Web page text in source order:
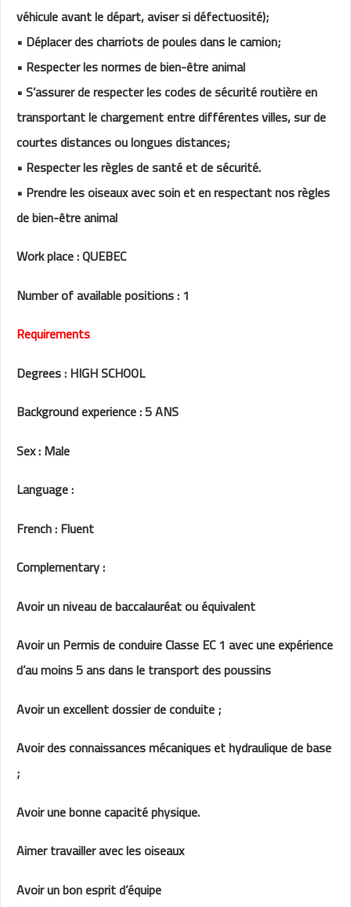
véhicule avant le départ, aviser si défectuosité);
• Déplacer des charriots de poules dans le camion;
• Respecter les normes de bien-être animal
• S’assurer de respecter les codes de sécurité routière en
transportant le chargement entre différentes villes, sur de
courtes distances ou longues distances;
• Respecter les règles de santé et de sécurité.
• Prendre les oiseaux avec soin et en respectant nos règles
de bien-être animal
Work place : QUEBEC
Number of available positions : 1
Requirements
Degrees : HIGH SCHOOL
Background experience : 5 ANS
Sex : Male
Language :
French : Fluent
Complementary :
Avoir un niveau de baccalauréat ou équivalent
Avoir un Permis de conduire Classe EC 1 avec une expérience
d’au moins 5 ans dans le transport des poussins
Avoir un excellent dossier de conduite ;
Avoir des connaissances mécaniques et hydraulique de base
;
Avoir une bonne capacité physique.
Aimer travailler avec les oiseaux
Avoir un bon esprit d’équipe